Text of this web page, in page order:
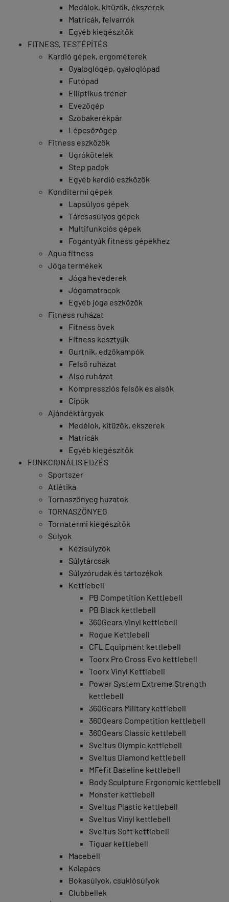
Medálok, kitűzők, ékszerek
Matricák, felvarrók
Egyéb kiegészítők
FITNESS, TESTÉPÍTÉS
Kardió gépek, ergométerek
Gyaloglógép, gyaloglópad
Futópad
Elliptikus tréner
Evezőgép
Szobakerékpár
Lépcsőzőgép
Fitness eszközök
Ugrókötelek
Step padok
Egyéb kardió eszközök
Konditermi gépek
Lapsúlyos gépek
Tárcsasúlyos gépek
Multifunkciós gépek
Fogantyúk fitness gépekhez
Aqua fitness
Jóga termékek
Jóga hevederek
Jógamatracok
Egyéb jóga eszközök
Fitness ruházat
Fitness övek
Fitness kesztyűk
Gurtnik, edzőkampók
Felső ruházat
Alsó ruházat
Kompressziós felsők és alsók
Cipők
Ajándéktárgyak
Medélok, kitüzők, ékszerek
Matricák
Egyéb kiegészítők
FUNKCIONÁLIS EDZÉS
Sportszer
Atlétika
Tornaszőnyeg huzatok
TORNASZŐNYEG
Tornatermi kiegészítők
Súlyok
Kézisúlyzók
Súlytárcsák
Súlyzórudak és tartozékok
Kettlebell
PB Competition Kettlebell
PB Black kettlebell
360Gears Vinyl kettlebell
Rogue Kettlebell
CFL Equipment kettlebell
Toorx Pro Cross Evo kettlebell
Toorx Vinyl Kettlebell
Power System Extreme Strength
kettlebell
360Gears Military kettlebell
360Gears Competition kettlebell
360Gears Classic kettlebell
Sveltus Olympic kettlebell
Sveltus Diamond kettlebell
MFefit Baseline kettlebell
Body Sculpture Ergonomic kettlebell
Monster kettlebell
Sveltus Plastic kettlebell
Sveltus Vinyl kettlebell
Sveltus Soft kettlebell
Tiguar kettlebell
Macebell
Kalapács
Bokasúlyok, csuklósúlyok
Clubbellek